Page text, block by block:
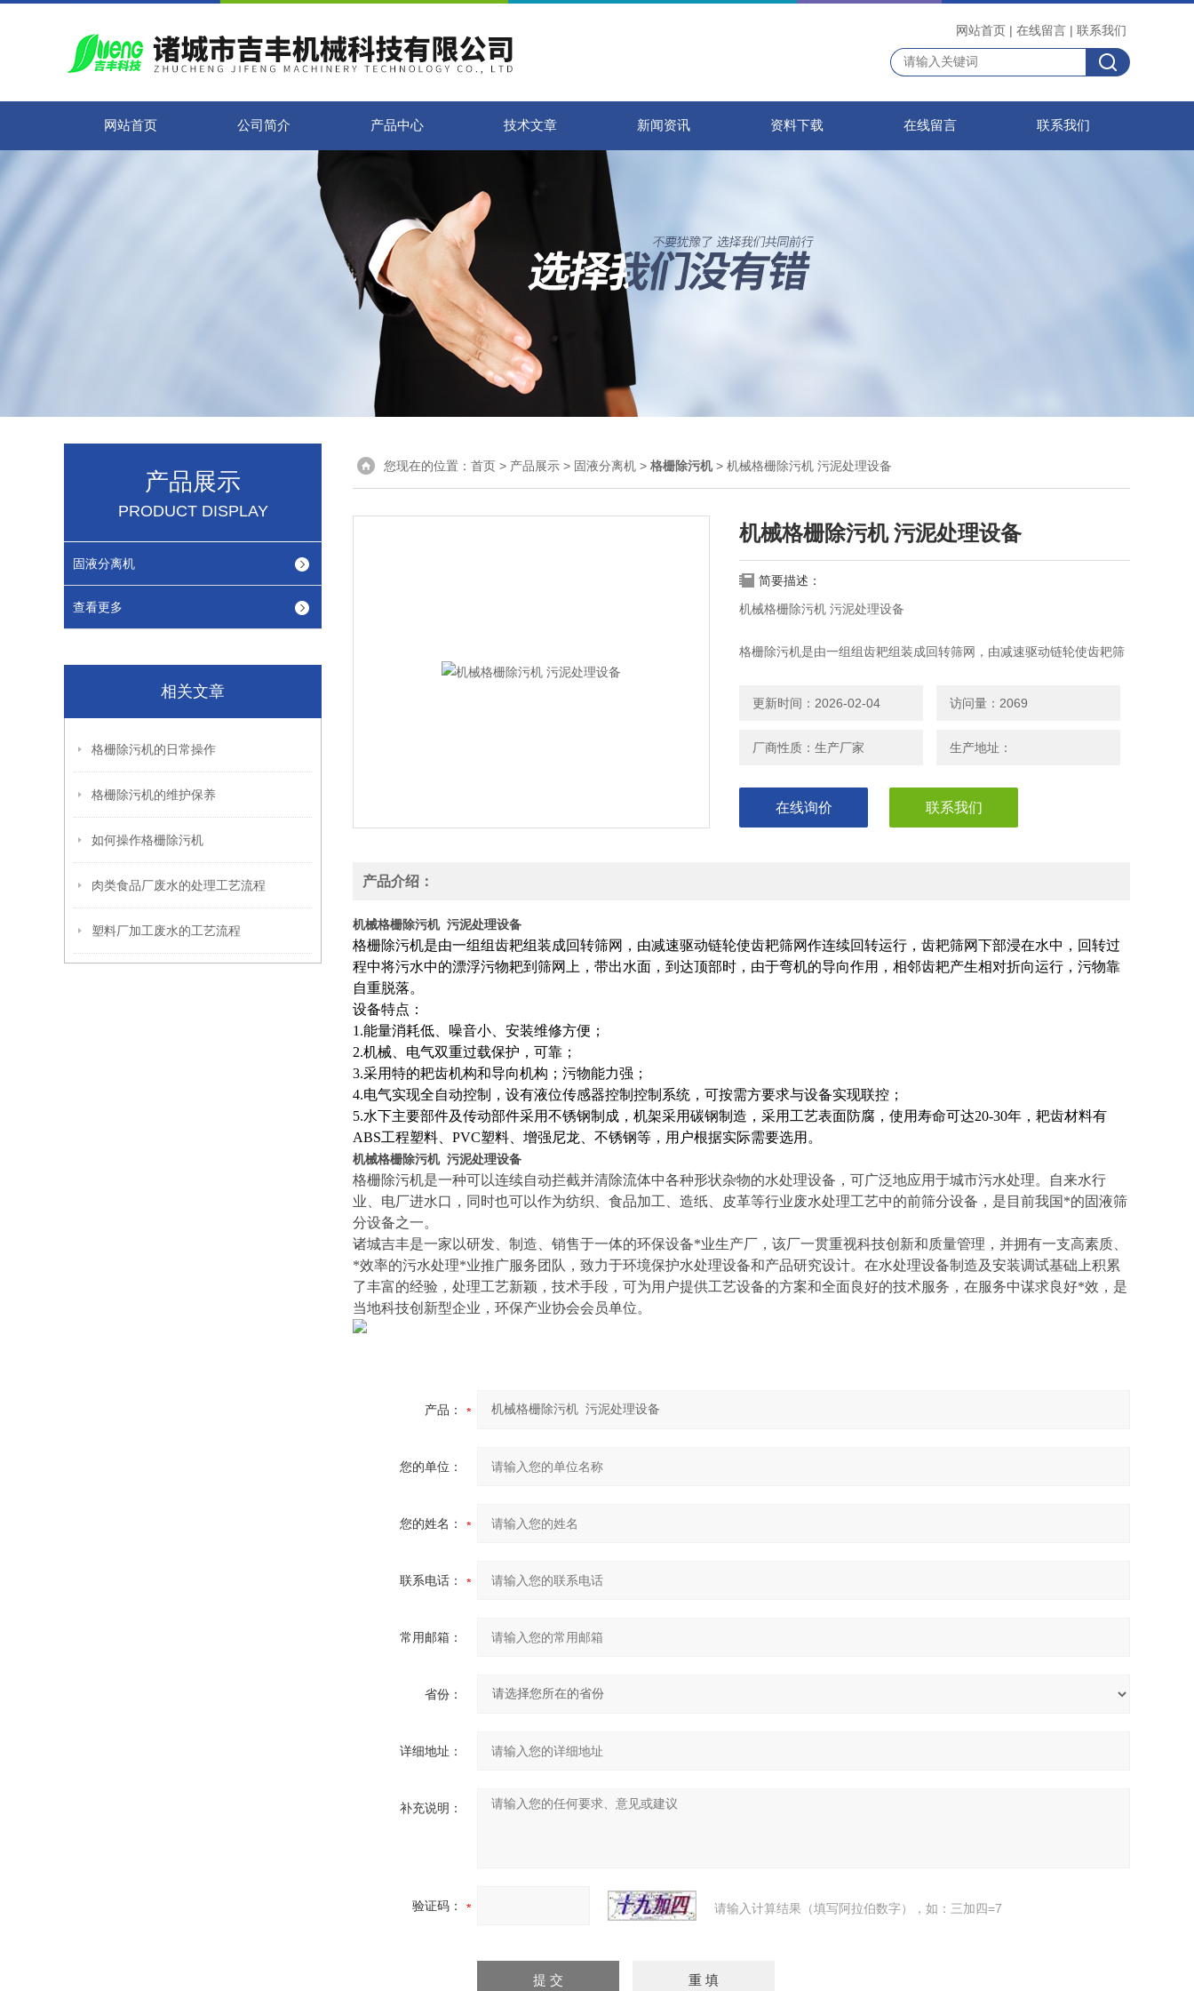
网站首页 | 在线留言 | 联系我们
网站首页 公司简介 产品中心 技术文章 新闻资讯 资料下载 在线留言 联系我们
产品展示
PRODUCT DISPLAY
固液分离机
查看更多
相关文章
格栅除污机的日常操作
格栅除污机的维护保养
如何操作格栅除污机
肉类食品厂废水的处理工艺流程
塑料厂加工废水的工艺流程
您现在的位置： 首页 > 产品展示 > 固液分离机 > 格栅除污机> 机械格栅除污机 污泥处理设备
机械格栅除污机 污泥处理设备
简要描述：
机械格栅除污机 污泥处理设备
格栅除污机是由一组组齿耙组装成回转筛网，由减速驱动链轮使齿耙筛
浮污物耙到筛网上，带出水面，到达顶部时，由于弯机的导向作用，相
更新时间：2026-02-04 访问量：2069
厂商性质：生产厂家 生产地址：
在线询价 联系我们
产品介绍：
机械格栅除污机 污泥处理设备
格栅除污机是由一组组齿耙组装成回转筛网，由减速驱动链轮使齿耙筛网作连续回转运行，齿耙筛网下部浸在水中，回转过
程中将污水中的漂浮污物耙到筛网上，带出水面，到达顶部时，由于弯机的导向作用，相邻齿耙产生相对折向运行，污物靠
自重脱落。
设备特点：
1.能量消耗低、噪音小、安装维修方便；
2.机械、电气双重过载保护，可靠；
3.采用特的耙齿机构和导向机构；污物能力强；
4.电气实现全自动控制，设有液位传感器控制控制系统，可按需方要求与设备实现联控；
5.水下主要部件及传动部件采用不锈钢制成，机架采用碳钢制造，采用工艺表面防腐，使用寿命可达20-30年，耙齿材料有
ABS工程塑料、PVC塑料、增强尼龙、不锈钢等，用户根据实际需要选用。
机械格栅除污机 污泥处理设备
格栅除污机是一种可以连续自动拦截并清除流体中各种形状杂物的水处理设备，可广泛地应用于城市污水处理。自来水行
业、电厂进水口，同时也可以作为纺织、食品加工、造纸、皮革等行业废水处理工艺中的前筛分设备，是目前我国*的固液筛
分设备之一。
诸城吉丰是一家以研发、制造、销售于一体的环保设备*业生产厂，该厂一贯重视科技创新和质量管理，并拥有一支高素质、
*效率的污水处理*业推广服务团队，致力于环境保护水处理设备和产品研究设计。在水处理设备制造及安装调试基础上积累
了丰富的经验，处理工艺新颖，技术手段，可为用户提供工艺设备的方案和全面良好的技术服务，在服务中谋求良好*效，是
当地科技创新型企业，环保产业协会会员单位。
产品：
您的单位：
您的姓名：
联系电话：
常用邮箱：
省份：
详细地址：
补充说明：
验证码： 请输入计算结果（填写阿拉伯数字），如：三加四=7